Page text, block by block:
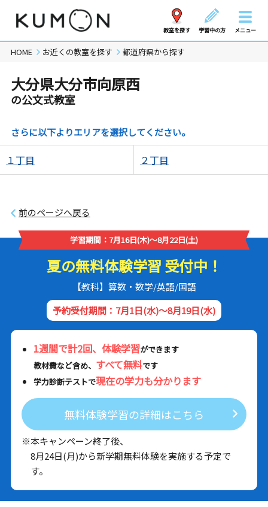
教室を探す 学習中の方 メニュー
HOME お近くの教室を探す 都道府県から探す
大分県大分市向原西
の公文式教室
さらに以下よりエリアを選択してください。
１丁目 ２丁目
前のページへ戻る
学習期間：7月16日(木)～8月22日(土)
夏の無料体験学習 受付中！
【教科】算数・数学/英語/国語
予約受付期間：7月1日(水)～8月19日(水)
1週間で計2回、体験学習ができます
教材費など含め、 すべて無料です
学力診断テストで現在の学力も分かります
無料体験学習の詳細はこちら
※本キャンペーン終了後、
8月24日(月)から新学期無料体験を実施する予定で
す。